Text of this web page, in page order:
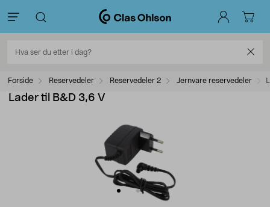
Forside Reservedeler Reservedeler 2 Jernvare reservedeler
Lader til B&D 3,6 V